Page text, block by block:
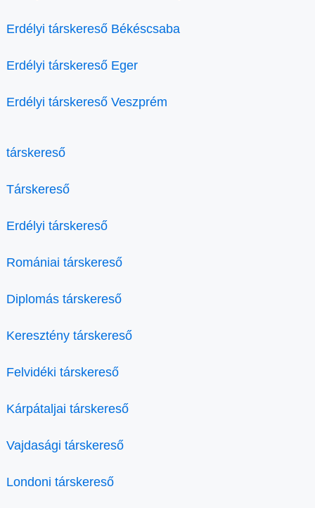
Erdélyi társkereső Békéscsaba
Erdélyi társkereső Eger
Erdélyi társkereső Veszprém
társkereső
Társkereső
Erdélyi társkereső
Romániai társkereső
Diplomás társkereső
Keresztény társkereső
Felvidéki társkereső
Kárpátaljai társkereső
Vajdasági társkereső
Londoni társkereső